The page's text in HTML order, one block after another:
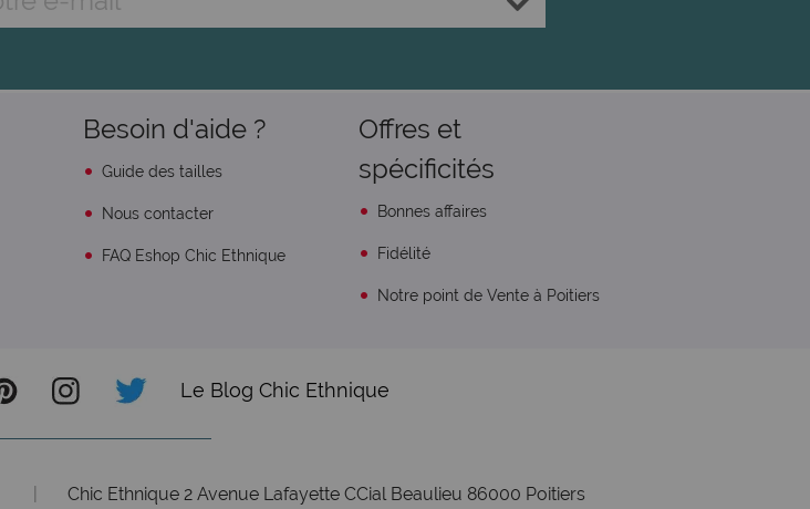
Besoin d'aide ?
Guide des tailles
Nous contacter
FAQ Eshop Chic Ethnique
Offres et
spécificités
Bonnes affaires
Fidélité
Notre point de Vente à Poitiers
Le Blog Chic Ethnique
Chic Ethnique 2 Avenue Lafayette CCial Beaulieu 86000 Poitiers